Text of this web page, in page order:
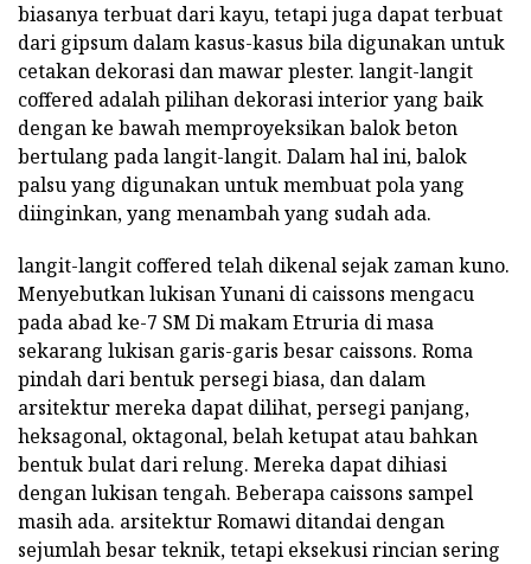
biasanya terbuat dari kayu, tetapi juga dapat terbuat
dari gipsum dalam kasus-kasus bila digunakan untuk
cetakan dekorasi dan mawar plester. langit-langit
coffered adalah pilihan dekorasi interior yang baik
dengan ke bawah memproyeksikan balok beton
bertulang pada langit-langit. Dalam hal ini, balok
palsu yang digunakan untuk membuat pola yang
diinginkan, yang menambah yang sudah ada.
langit-langit coffered telah dikenal sejak zaman kuno.
Menyebutkan lukisan Yunani di caissons mengacu
pada abad ke-7 SM Di makam Etruria di masa
sekarang lukisan garis-garis besar caissons. Roma
pindah dari bentuk persegi biasa, dan dalam
arsitektur mereka dapat dilihat, persegi panjang,
heksagonal, oktagonal, belah ketupat atau bahkan
bentuk bulat dari relung. Mereka dapat dihiasi
dengan lukisan tengah. Beberapa caissons sampel
masih ada. arsitektur Romawi ditandai dengan
sejumlah besar teknik, tetapi eksekusi rincian sering